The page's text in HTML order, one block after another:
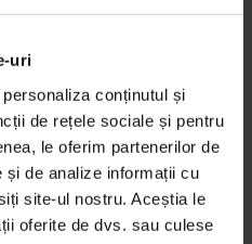
uri
conținutul și
de rețele sociale și pentru
le oferim partenerilor de
și de analize informații cu
site-ul nostru. Aceștia le
oferite de dvs. sau culese
has become a
in need of free